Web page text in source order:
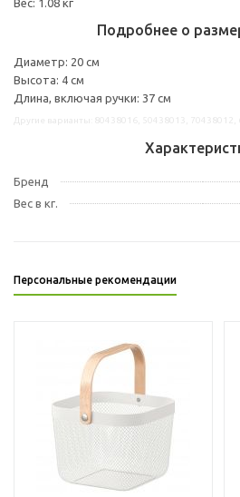
Подробнее о
Диаметр: 20 см
Высота: 4 см
Длина, включая ручки: 37 см
Бренд
Вес в кг.
Персональные рекомендации